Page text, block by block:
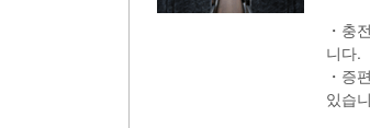
・충
니다.
・증
있습